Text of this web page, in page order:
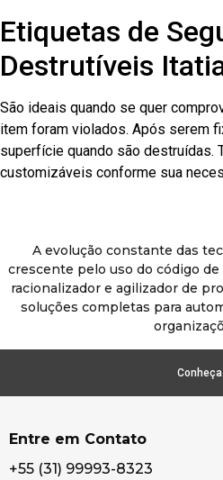
Etiquetas de
Destrutíveis
São ideais quando se quer
item foram violados. Após serem
superfície quando são destruídas.
customizáveis conforme sua
A evolução constante das
crescente pelo uso do código
racionalizador e agilizador de
soluções completas para
Entre em Contato
+55 (31) 99993-8323